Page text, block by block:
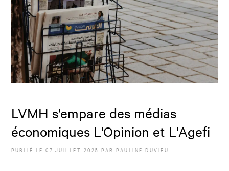
LVMH s'empare des médias
économiques L'Opinion et L'Agefi
PUBLIÉ LE07 JUILLET 2025 PARPAULINE DUVIEU